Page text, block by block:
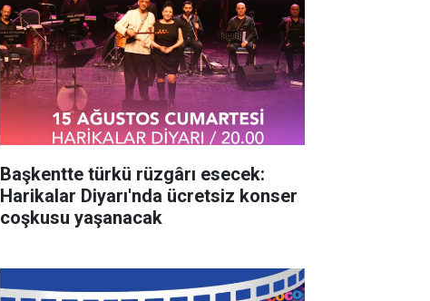
Başkentte türkü rüzgârı esecek:
Harikalar Diyarı'nda ücretsiz konser
coşkusu yaşanacak